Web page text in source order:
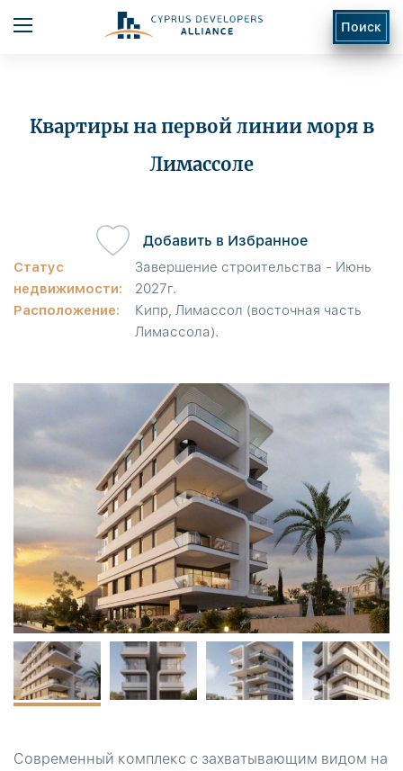
Поиск
Квартиры на первой линии моря в
Лимассоле
Статус
недвижимости:
Завершение строительства - Июнь
2027г.
Расположение:
Кипр, Лимассол (восточная часть
Лимассола).
Добавить в Избранное
Современный комплекс с захватывающим видом на